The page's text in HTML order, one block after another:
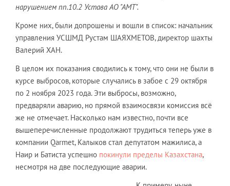
нарушением пп.10.2 Устава АО "АМТ".
Кроме них, были допрошены и вошли в список: начальник
управления УСШМД Рустам ШАЯХМЕТОВ, директор шахты
Валерий ХАН.
В целом их показания сводились к тому, что они не были в
курсе выбросов, которые случались в забое с 29 октября
по 2 ноября 2023 года. Эти выбросы, возможно,
предваряли аварию, но прямой взаимосвязи комиссия всё
же не отмечает. Насколько нам известно, почти все
вышеперечисленные продолжают трудиться теперь уже в
компании Qarmet, Калыков стал депутатом мажилиса, а
Наир и Батиста успешно покинули пределы Казахстана,
несмотря на две последующие аварии.